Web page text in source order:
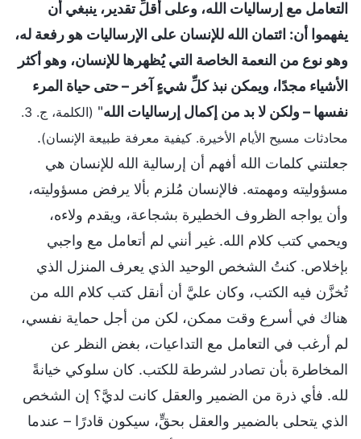
التعامل مع إرساليات الله، وعلى أقلِّ تقدير، ينبغي أن
يفهموا أن: ائتمان الله للإنسان على الإرساليات هو رفعة له،
وهو نوع من النعمة الخاصة التي يُظهرها للإنسان، وهو أكثر
الأشياء مجدًا، ويمكن نبذ كلِّ شيءٍ آخر – حتى حياة المرء
نفسها – ولكن لا بد من إكمال إرساليات الله"
(الكلمة، ج. 3.
محادثات مسيح الأيام الأخيرة. كيفية معرفة طبيعة الإنسان).
جعلتني كلمات الله أفهم أن إرسالية الله للإنسان هي
مسؤوليته ومهمته. فالإنسان مُلزم بألا يرفض مسؤوليته،
وأن يواجه الظروف الخطيرة بشجاعة، ويقدم ولاءه،
ويحمي كتب كلام الله. غير أنني لم أتعامل مع واجبي
بإخلاص. كنتُ الشخص الوحيد الذي يعرف المنزل الذي
تُخزَّن فيه الكتب، وكان عليَّ أن أنقل كتب كلام الله من
هناك في أسرع وقت ممكن، لكن من أجل حماية نفسي،
لم أرغب في التعامل مع التداعيات، بغض النظر عن
المخاطرة بأن تصادر لشرطة للكتب. كان سلوكي خيانةً
لله. فأي ذرة من الضمير والعقل كانت لديَّ؟ إن الشخص
الذي يتحلى بالضمير والعقل بحقٍّ، سيكون قادرًا – عندما